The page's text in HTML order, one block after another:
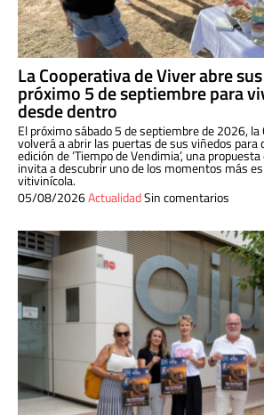
La Cooperativa de Viver abre
próximo 5 de septiembre para
desde dentro
El próximo sábado 5 de septiembre de 2026,
volverá a abrir las puertas de sus viñedos para
edición de ‘Tiempo de Vendimia’, una
invita a descubrir uno de los momentos más
vitivinícola.
05/08/2026ActualidadSin comentarios